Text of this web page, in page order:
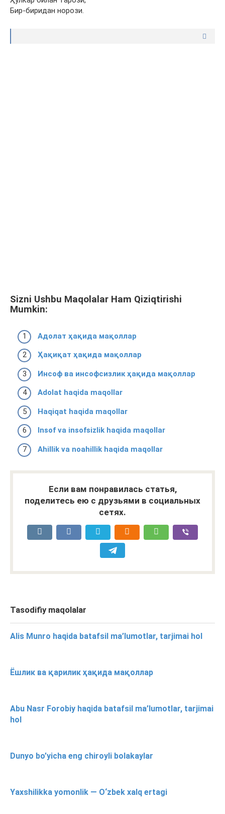
Бир-биридан норози.
Sizni Ushbu Maqolalar Ham Qiziqtirishi
Mumkin:
Адолат ҳақида мақоллар
Ҳақиқат ҳақида мақоллар
Инсоф ва инсофсизлик ҳақида мақоллар
Adolat haqida maqollar
Haqiqat haqida maqollar
Insof va insofsizlik haqida maqollar
Ahillik va noahillik haqida maqollar
Если вам понравилась статья,
поделитесь ею с друзьями в социальных
сетях.
Tasodifiy maqolalar
Alis Munro haqida batafsil ma’lumotlar, tarjimai hol
Ёшлик ва қарилик ҳақида мақоллар
Abu Nasr Forobiy haqida batafsil ma’lumotlar, tarjimai
hol
Dunyo bo’yicha eng chiroyli bolakaylar
Yaxshilikka yomonlik — O‘zbek xalq ertagi